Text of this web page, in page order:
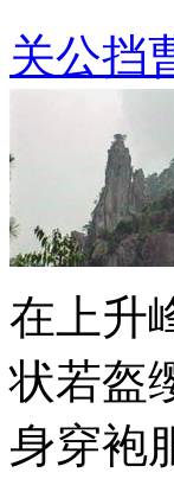
关公挡
在上升
状若盔
身穿袍